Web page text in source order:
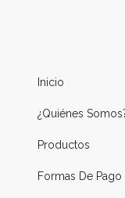
Inicio
¿Quiénes
Productos
Formas De Pago